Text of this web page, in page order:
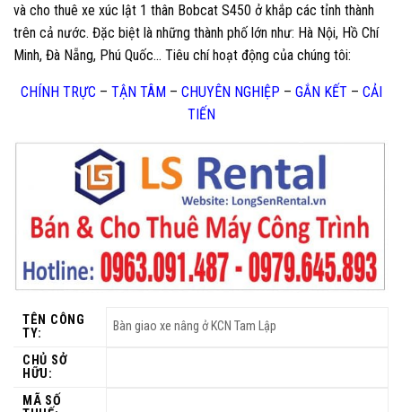
và cho thuê xe xúc lật 1 thân Bobcat S450 ở khắp các tỉnh thành
trên cả nước. Đặc biệt là những thành phố lớn như: Hà Nội, Hồ Chí
Minh, Đà Nẵng, Phú Quốc… Tiêu chí hoạt động của chúng tôi:
CHÍNH TRỰC – TẬN TÂM– CHUYÊN NGHIỆP – GẮN KẾT– CẢI
TIẾN
TÊN CÔNG
TY:
Bàn giao xe nâng ở KCN Tam Lập
CHỦ SỞ
HỮU:
MÃ SỐ